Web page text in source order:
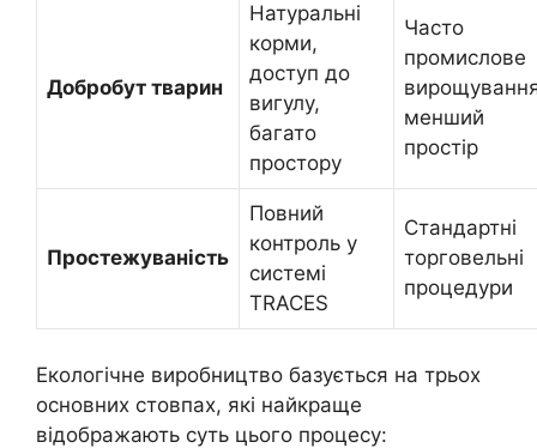
Добробут тварин
Натуральні
корми,
доступ до
вигулу,
багато
простору
Часто
промислове
менший
простір
Простежуваність
Повний
контроль у
системі
TRACES
Стандартні
торговельні
процедури
Екологічне виробництво базується на трьох
основних стовпах, які найкраще
відображають суть цього процесу: